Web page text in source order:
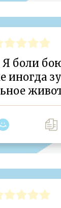
боли
иногда